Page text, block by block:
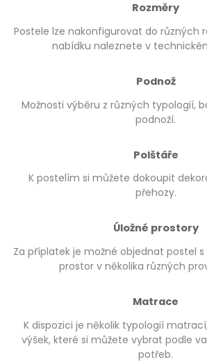
Rozměry
Postele lze nakonfigurovat do různých
nabídku naleznete v
Podnož
Možnosti výběru z různých typologií,
podnoží.
Polštáře
K postelím si můžete dokoupit
přehozy.
Úložné prostory
Za příplatek je možné objednat postel
prostor v několika různých
Matrace
K dispozici je několik typologií
výšek, které si můžete vybrat podle
potřeb.